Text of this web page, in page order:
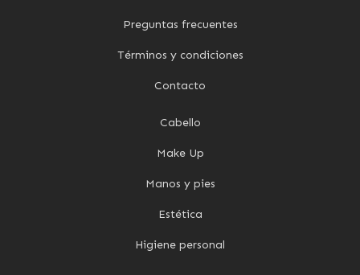
Preguntas frecuentes
Términos y condiciones
Make Up
Manos y pies
Higiene personal